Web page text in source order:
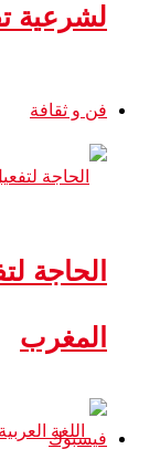
لشرعية
فن و ثقافة
الحاجة
المغرب
فيسبوك